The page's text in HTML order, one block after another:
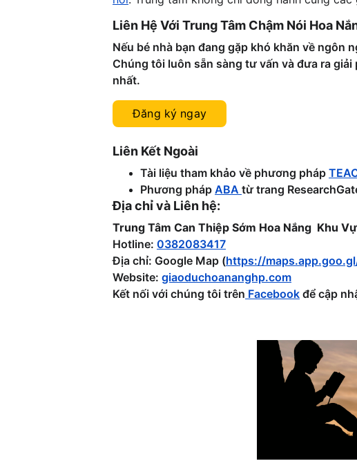
Liên Hệ Với Trung Tâm Chậm Nói Hoa
Nếu bé nhà bạn đang gặp khó khăn về ngôn
Chúng tôi luôn sẵn sàng tư vấn và đưa ra
nhất.
Đăng ký ngay
Liên Kết Ngoài
Tài liệu tham khảo về phương pháp
Phương pháp ABA từ trang
Địa chỉ và Liên hệ:
Trung Tâm Can Thiệp Sớm Hoa Nắng  Khu
Hotline: 0382083417
Địa chỉ: Google Map (https://
Website: giaoduchoananghp.com
Kết nối với chúng tôi trên Facebook để cập